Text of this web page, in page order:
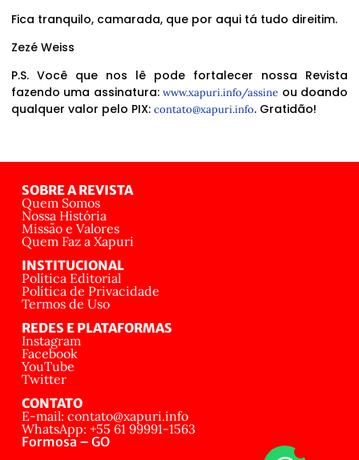
Fica tranquilo, camarada, que por aqui tá tudo direitim.
Zezé Weiss
P.S. Você que nos lê pode fortalecer nossa Revista
fazendo uma assinatura:www.xapuri.info/assine ou doando
qualquer valor pelo PIX: contato@xapuri.info. Gratidão!
SOBRE A REVISTA
Quem Somos
Nossa História
Missão e Valores
Quem Faz a Xapuri
INSTITUCIONAL
Política Editorial
Política de Privacidade
Termos de Uso
REDES E PLATAFORMAS
Instagram
Facebook
YouTube
Twitter
CONTATO
E-mail: contato@xapuri.info
WhatsApp: +55 61 99991-1563
Formosa – GO